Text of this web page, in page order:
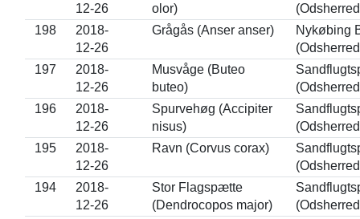
12-26
olor)
198
2018-
12-26
Grågås (Anser anser)
Nykøbing
197
2018-
12-26
Musvåge (Buteo
buteo)
196
2018-
12-26
Spurvehøg (Accipiter
nisus)
195
2018-
12-26
Ravn (Corvus corax)
194
2018-
12-26
Stor Flagspætte
(Dendrocopos major)